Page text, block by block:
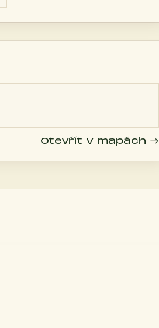
Otevřít v mapách →